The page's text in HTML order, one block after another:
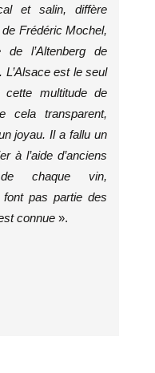
et salin, diffère
Frédéric Mochel,
l’Altenberg de
est le seul
multitude de
cela transparent,
joyau. Il a fallu un
à l’aide d’anciens
chaque vin,
pas partie des
connue ».